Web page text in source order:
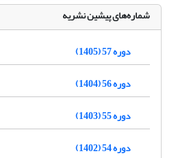
شماره‌های پیشین نشریه
دوره 57 (1405)
دوره 56 (1404)
دوره 55 (1403)
دوره 54 (1402)